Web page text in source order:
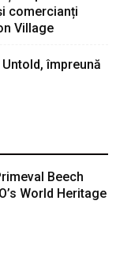
comercianți
Village
împreună
Beech
World Heritage